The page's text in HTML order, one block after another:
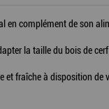
en complément de son
la taille du bois de
et fraîche à disposition de